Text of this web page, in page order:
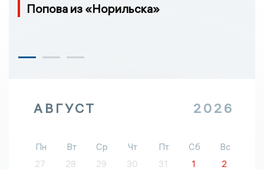
Попова из «Норильска»
АВГУСТ 2026
Пн Вт Ср Чт Пт Сб
Вс
27
28 29 30 31 1
2